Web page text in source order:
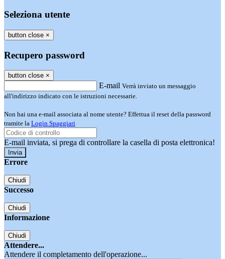
Seleziona utente
button close ×
Recupero password
button close ×
E-mail Verrà inviato un messaggio
all'indirizzo indicato con le istruzioni necessarie.
Non hai una e-mail associata al nome utente? Effettua il reset della password
tramite la Login Spaggiari
E-mail inviata, si prega di controllare la casella di posta elettronica!
Errore
Chiudi
Successo
Chiudi
Informazione
Chiudi
Attendere...
Attendere il completamento dell'operazione...